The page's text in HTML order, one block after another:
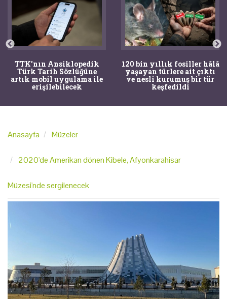
TTK'nın Ansiklopedik
Türk Tarih Sözlüğüne
artık mobil uygulama ile
erişilebilecek
120 bin yıllık fosiller hâlâ
yaşayan türlere ait çıktı
ve nesli kurumuş bir tür
keşfedildi
Anasayfa Müzeler
2020'de Amerikan dönen Kibele, Afyonkarahisar
Müzesi'nde sergilenecek